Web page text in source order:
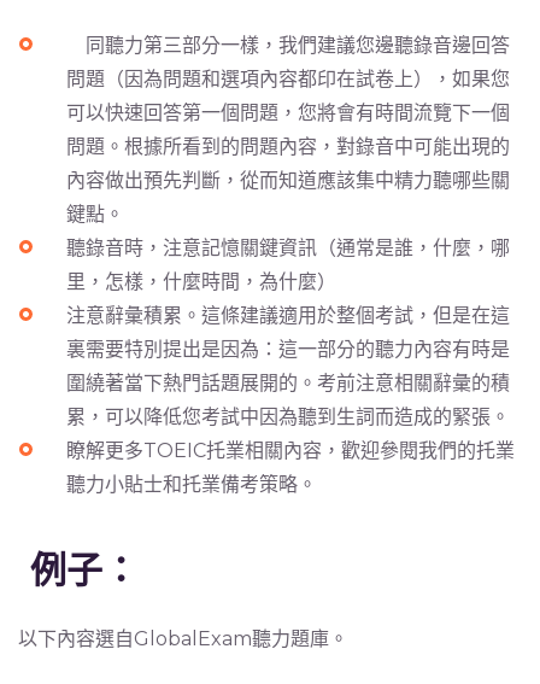
同聽力第三部分一樣，我們建議您邊聽錄音邊回答
問題（因為問題和選項內容都印在試卷上），如果您
可以快速回答第一個問題，您將會有時間流覽下一個
問題。根據所看到的問題內容，對錄音中可能出現的
內容做出預先判斷，從而知道應該集中精力聽哪些關
鍵點。
聽錄音時，注意記憶關鍵資訊（通常是誰，什麼，哪
里，怎樣，什麼時間，為什麼）
注意辭彙積累。這條建議適用於整個考試，但是在這
裏需要特別提出是因為：這一部分的聽力內容有時是
圍繞著當下熱門話題展開的。考前注意相關辭彙的積
累，可以降低您考試中因為聽到生詞而造成的緊張。
瞭解更多TOEIC托業相關內容，歡迎參閱我們的托業
聽力小貼士和托業備考策略。
例子：
以下內容選自GlobalExam聽力題庫。